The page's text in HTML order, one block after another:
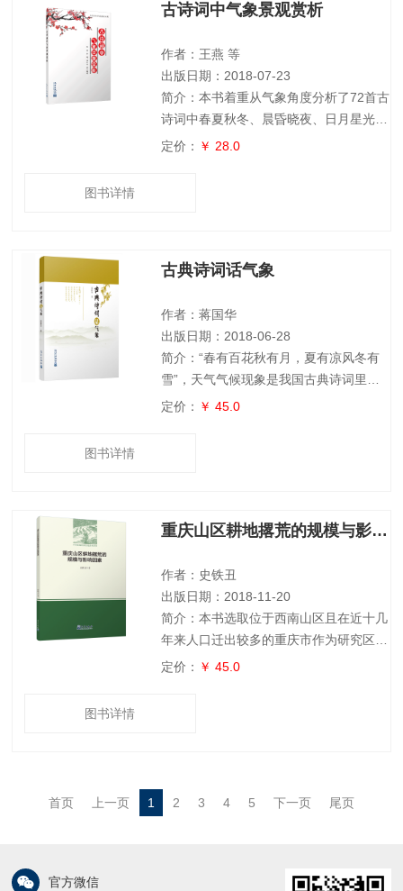
区别；四是各种灾害性天气的形成原因及
和天气现象中蕴含的科学道理；六是气象
工作中的一
古诗词中气象景观赏析
作者：王燕 等
出版日期：2018-07-23
简介：本书着重从气象角度分析了72首古
诗词中春夏秋冬、晨昏晓夜、日月星光、
虹霓晕蜃、阴晴寒暖、风雨烟云和霜雾冰
定价： ￥ 28.0
图书详情
古典诗词话气象
作者：蒋国华
出版日期：2018-06-28
简介：“春有百花秋有月，夏有凉风冬有
雪”，天气气候现象是我国古典诗词里的
常客。《最美诗词话气象》利用天气学原
浅出、通俗易懂，既有科学性、知识性，
画意中收获气象知识，同时又感受古典诗
词的无穷魅
定价： ￥ 45.0
图书详情
重庆山区耕地撂荒的规模与影响因素
作者：史铁丑
出版日期：2018-11-20
简介：本书选取位于西南山区且在近十几
年来人口迁出较多的重庆市作为研究区
域，从土地利用/土地覆被变化研究的角
征、规模及其影响因素。旨在了解快速城
镇化过程中山区的人地关系演变规律，并
定价： ￥ 45.0
图书详情
首页 上一页 1 2 3 4 5 下一页 尾页
官方微信